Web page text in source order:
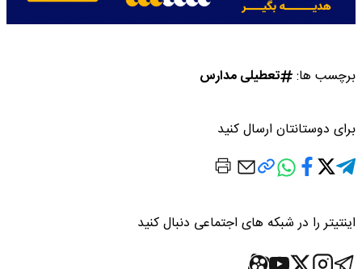
برچسب ها: تعطیلی مدارس
برای دوستانتان ارسال کنید
اینتیتر را در شبکه های اجتماعی دنبال کنید